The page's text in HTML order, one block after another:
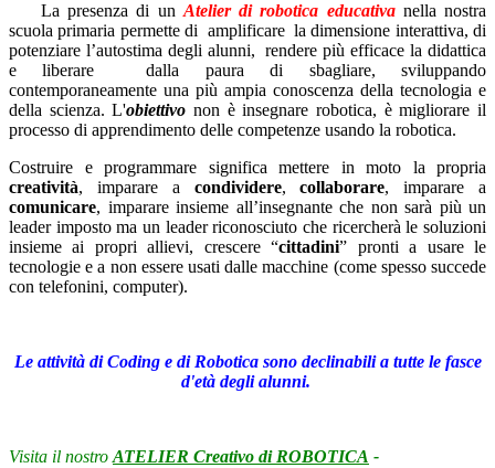
La presenza di un Atelier di robotica educativanella nostra
scuola primaria permette di amplificare la dimensione interattiva, di
potenziare l’autostima degli alunni, rendere più efficace la didattica
e liberare dalla paura di sbagliare, sviluppando
contemporaneamente una più ampia conoscenza della tecnologia e
della scienza.L'obiettivo non è insegnare robotica, è migliorare il
processo di apprendimento delle competenze usando la robotica.
Costruire e programmare significa mettere in moto la propria
creatività, imparare a condividere,collaborare, imparare a
comunicare, imparare insieme all’insegnante che non sarà più un
leader imposto ma un leader riconosciuto che ricercherà le soluzioni
insieme ai propri allievi, crescere “cittadini” pronti a usare le
tecnologie e a non essere usati dalle macchine (come spesso succede
con telefonini, computer).
Le attività di Coding e di Robotica sono declinabili a tutte le fasce
d'età degli alunni.
Visita il nostro ATELIER Creativo di ROBOTICA -